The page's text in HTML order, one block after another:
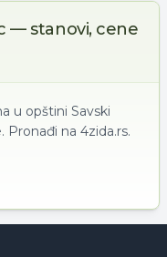
— stanovi, cene
u opštini Savski
Pronađi na 4zida.rs.